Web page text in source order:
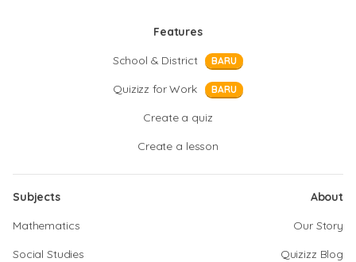
Features
School & District
BARU
Quizizz for Work BARU
Create a quiz
Create a lesson
Subjects
Mathematics
Social Studies
About
Our Story
Quizizz Blog